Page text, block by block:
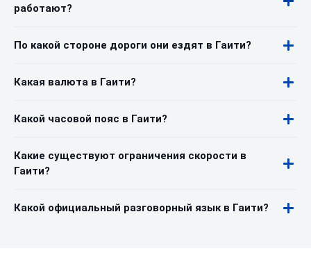
работают?
По какой стороне дороги они ездят в Гаити?
Какая валюта в Гаити?
Какой часовой пояс в Гаити?
Какие существуют ограничения скорости в
Гаити?
Какой официальный разговорный язык в Гаити?